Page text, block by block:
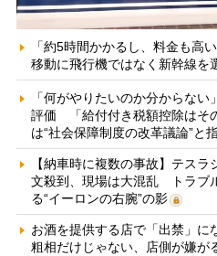
「約5時間かかるし、料金も高
移動に飛行機ではなく新幹線を
「何がやりたいのか分からな
評価 「給付付き税額控除はそ
は“社会保障制度の改革議論”と
【納車時に複数の事故】テスラ
文殺到、現場は大混乱 トラブ
る“イーロンの右腕”の影
お酒を提供する店で「出禁」
粗相だけじゃない、店側が嫌が